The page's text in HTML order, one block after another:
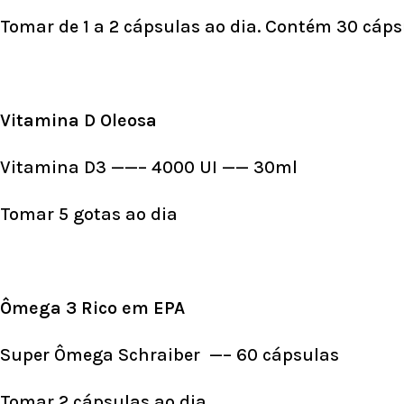
Tomar de 1 a 2 cápsulas ao dia. Contém 30
Vitamina D Oleosa
Vitamina D3 ——– 4000 UI —— 30ml
Tomar 5 gotas ao dia
Ômega 3 Rico em EPA
Super Ômega Schraiber —– 60 cápsulas